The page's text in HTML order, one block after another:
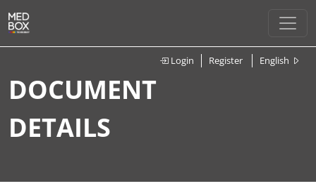
Login Register English
DOCUMENT
DETAILS